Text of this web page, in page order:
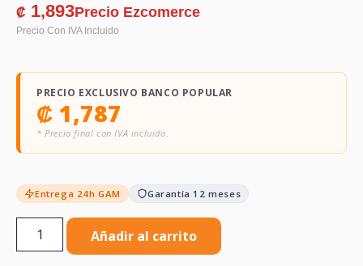
₡ 1,893
PRECIO EXCLUSIVO BANCO POPULAR
₡ 1,787
* Precio final con IVA incluido.
Entrega 24h GAM Garantía 12 meses
Añadir al carrito